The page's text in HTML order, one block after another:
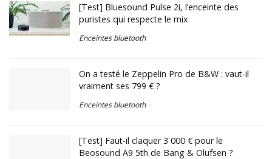
[Test] Bluesound Pulse 2i, l’enceinte des
puristes qui respecte le mix
Enceintes bluetooth
On a testé le Zeppelin Pro de B&W : vaut-il
vraiment ses 799 € ?
Enceintes bluetooth
[Test] Faut-il claquer 3 000 € pour le
Beosound A9 5th de Bang & Olufsen ?